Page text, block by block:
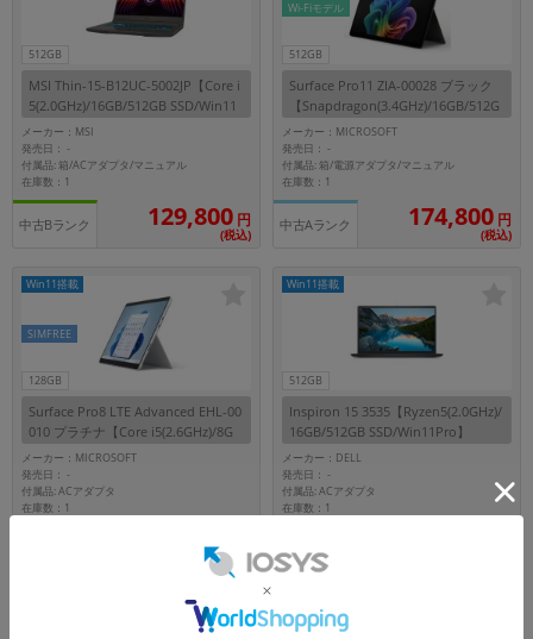
512GB
MSI Thin-15-B12UC-5002JP【Core i
5(2.0GHz)/16GB/512GB SSD/Win11
Home】
メーカー：MSI
発売日：-
付属品: 箱/ACアダプタ/マニュアル
在庫数：1
中古Bランク 129,800 円
(税込)
512GB
Wi-Fiモデル
Surface Pro11 ZIA-00028 ブラック
【Snapdragon(3.4GHz)/16GB/512G
B SSD/Win11Home】
メーカー：MICROSOFT
発売日：-
付属品: 箱/電源アダプタ/マニュアル
在庫数：1
中古Aランク 174,800 円
(税込)
128GB
SIMFREE
Win11搭載
Surface Pro8 LTE Advanced EHL-00
010 プラチナ【Core i5(2.6GHz)/8G
B/128GB SSD/Win11Pro】
メーカー：MICROSOFT
発売日：-
付属品: ACアダプタ
在庫数：1
74,800
(税込)
512GB
Win11搭載
Inspiron 15 3535【Ryzen5(2.0GHz)/
16GB/512GB SSD/Win11Pro】
メーカー：DELL
発売日：-
付属品: ACアダプタ
在庫数：1
中古Bランク
Win11搭載